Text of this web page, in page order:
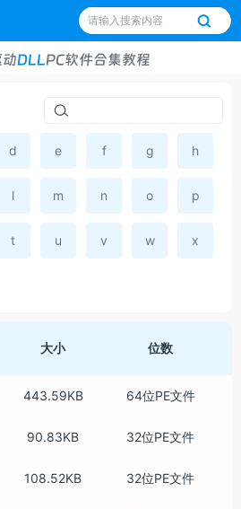
DLLPC软件合集教程
d e f g h
l m n o p
t u v w x
大小 位数
443.59KB 64位PE文件
90.83KB 32位PE文件
108.52KB 32位PE文件